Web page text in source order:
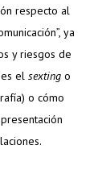
respecto al
ya
y riesgos de
el sexting o
o cómo